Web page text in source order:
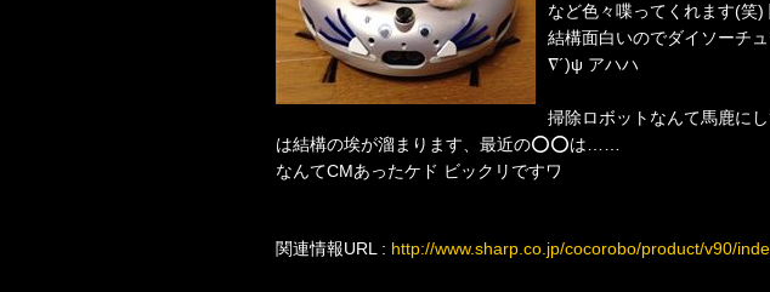
など色々喋ってくれます(笑)
結構面白いのでダイソーチ
∇´)ψ アハハ
掃除ロボットなんて馬鹿に
は結構の埃が溜まります、最近の⭕️⭕️は……
なんてCMあったケド ビックリですワ
関連情報URL : http://www.sharp.co.jp/cocorobo/product/v90/